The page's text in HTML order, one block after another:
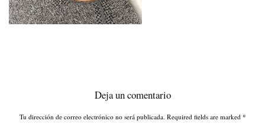
Deja un comentario
Tu dirección de correo electrónico no será publicada. Required fields are marked *